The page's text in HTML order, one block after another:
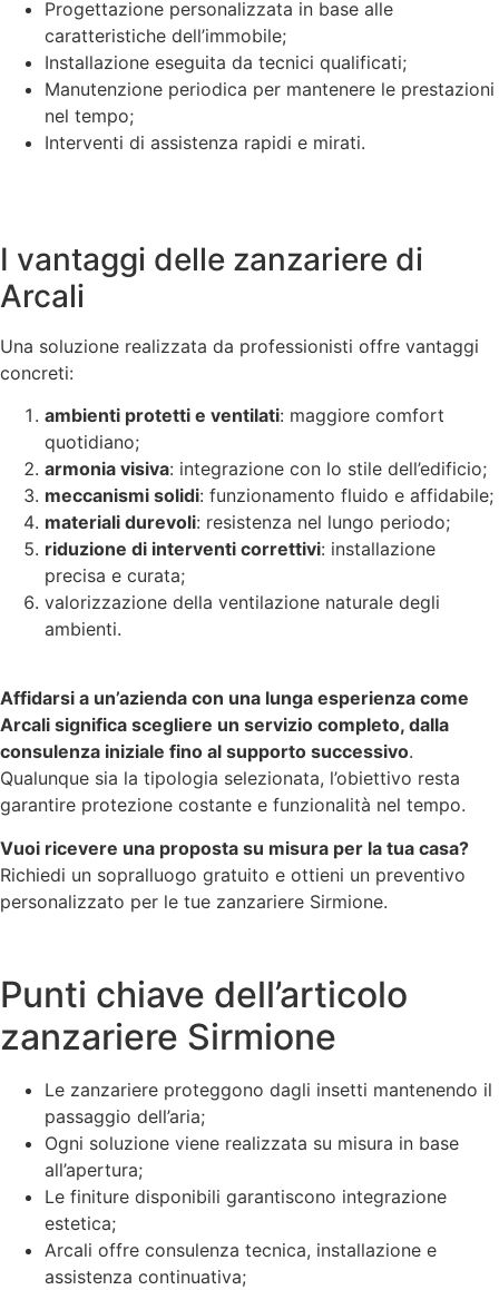
Progettazione personalizzata in base alle
caratteristiche dell’immobile;
Installazione eseguita da tecnici qualificati;
Manutenzione periodica per mantenere le prestazioni
nel tempo;
Interventi di assistenza rapidi e mirati.
I vantaggi delle zanzariere di
Arcali
Una soluzione realizzata da professionisti offre vantaggi
concreti:
ambienti protetti e ventilati: maggiore comfort
quotidiano;
armonia visiva: integrazione con lo stile dell’edificio;
meccanismi solidi: funzionamento fluido e affidabile;
materiali durevoli: resistenza nel lungo periodo;
riduzione di interventi correttivi: installazione
precisa e curata;
valorizzazione della ventilazione naturale degli
ambienti.
Affidarsi a un’azienda con una lunga esperienza come
Arcali significa scegliere un servizio completo, dalla
consulenza iniziale fino al supporto successivo.
Qualunque sia la tipologia selezionata, l’obiettivo resta
garantire protezione costante e funzionalità nel tempo.
Vuoi ricevere una proposta su misura per la tua casa?
Richiedi un sopralluogo gratuito e ottieni un preventivo
personalizzato per le tue zanzariere Sirmione.
Punti chiave dell’articolo
zanzariere Sirmione
Le zanzariere proteggono dagli insetti mantenendo il
passaggio dell’aria;
Ogni soluzione viene realizzata su misura in base
all’apertura;
Le finiture disponibili garantiscono integrazione
estetica;
Arcali offre consulenza tecnica, installazione e
assistenza continuativa;